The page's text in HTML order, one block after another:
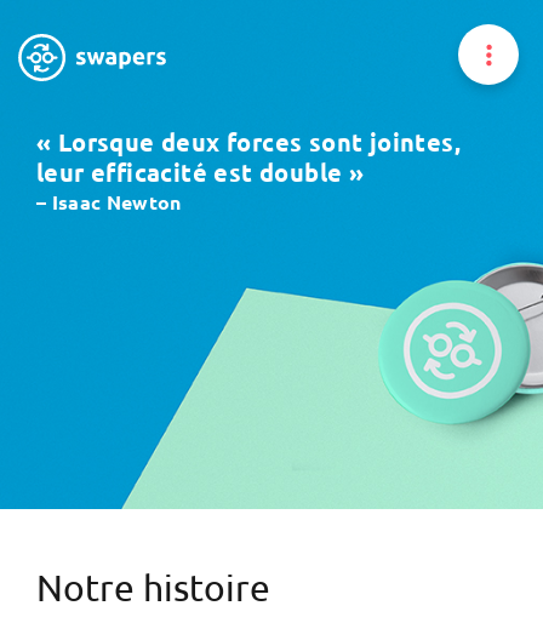
Home
Vous êtes un expert
Trouver un expert
« Lorsque deux forces sont jointes,
leur efficacité est double »
– Isaac Newton
Notre histoire